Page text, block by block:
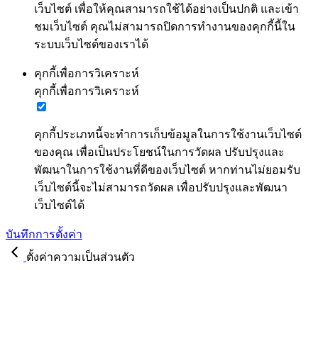
เว็บไซต์ เพื่อให้คุณสามารถใช้ได้อย่างเป็นปกติ และเข้า
ชมเว็บไซต์ คุณไม่สามารถปิดการทำงานของคุกกี้นี้ใน
ระบบเว็บไซต์ของเราได้
คุกกี้เพื่อการวิเคราะห์
คุกกี้เพื่อการวิเคราะห์
คุกกี้ประเภทนี้จะทำการเก็บข้อมูลในการใช้งานเว็บไซต์
ของคุณ เพื่อเป็นประโยชน์ในการวัดผล ปรับปรุงและ
พัฒนาในการใช้งานที่ดีของเว็บไซต์ หากท่านไม่ยอมรับ
เว็บไซต์นี้จะไม่สามารถวัดผล เพื่อปรับปรุงและพัฒนา
เว็บไซต์ได้
บันทึกการตั้งค่า
ตั้งค่าความเป็นส่วนตัว